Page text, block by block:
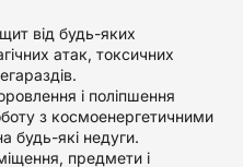
від будь-яких
атак, токсичних
і поліпшення
з космоенергетичними
будь-які недуги.
предмети і